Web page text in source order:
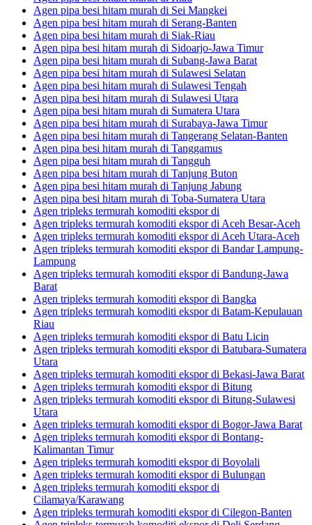
Agen pipa besi hitam murah di Sei Mangkei
Agen pipa besi hitam murah di Serang-Banten
Agen pipa besi hitam murah di Siak-Riau
Agen pipa besi hitam murah di Sidoarjo-Jawa Timur
Agen pipa besi hitam murah di Subang-Jawa Barat
Agen pipa besi hitam murah di Sulawesi Selatan
Agen pipa besi hitam murah di Sulawesi Tengah
Agen pipa besi hitam murah di Sulawesi Utara
Agen pipa besi hitam murah di Sumatera Utara
Agen pipa besi hitam murah di Surabaya-Jawa Timur
Agen pipa besi hitam murah di Tangerang Selatan-Banten
Agen pipa besi hitam murah di Tanggamus
Agen pipa besi hitam murah di Tangguh
Agen pipa besi hitam murah di Tanjung Buton
Agen pipa besi hitam murah di Tanjung Jabung
Agen pipa besi hitam murah di Toba-Sumatera Utara
Agen tripleks termurah komoditi ekspor di
Agen tripleks termurah komoditi ekspor di Aceh Besar-Aceh
Agen tripleks termurah komoditi ekspor di Aceh Utara-Aceh
Agen tripleks termurah komoditi ekspor di Bandar Lampung-
Lampung
Agen tripleks termurah komoditi ekspor di Bandung-Jawa
Barat
Agen tripleks termurah komoditi ekspor di Bangka
Agen tripleks termurah komoditi ekspor di Batam-Kepulauan
Riau
Agen tripleks termurah komoditi ekspor di Batu Licin
Agen tripleks termurah komoditi ekspor di Batubara-Sumatera
Utara
Agen tripleks termurah komoditi ekspor di Bekasi-Jawa Barat
Agen tripleks termurah komoditi ekspor di Bitung
Agen tripleks termurah komoditi ekspor di Bitung-Sulawesi
Utara
Agen tripleks termurah komoditi ekspor di Bogor-Jawa Barat
Agen tripleks termurah komoditi ekspor di Bontang-
Kalimantan Timur
Agen tripleks termurah komoditi ekspor di Boyolali
Agen tripleks termurah komoditi ekspor di Bulungan
Agen tripleks termurah komoditi ekspor di
Cilamaya/Karawang
Agen tripleks termurah komoditi ekspor di Cilegon-Banten